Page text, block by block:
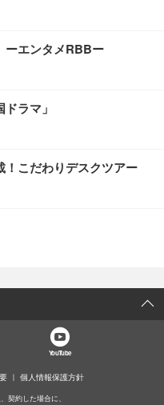
ーエンタメRBBー
ラマ」
こだわりデスクツアー
YouTube
個人情報保護方針
契約した場合に、